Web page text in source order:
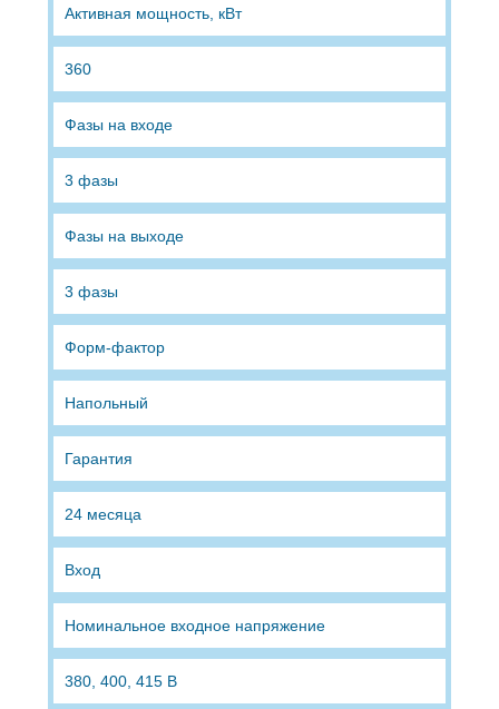
Активная мощность, кВт
360
Фазы на входе
3 фазы
Фазы на выходе
3 фазы
Форм-фактор
Напольный
Гарантия
24 месяца
Вход
Номинальное входное напряжение
380, 400, 415 В